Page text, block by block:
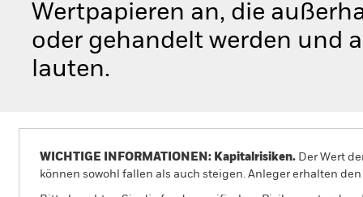
Wertpapieren an, die
oder gehandelt werden und
lauten.
WICHTIGE INFORMATIONEN: Kapitalrisiken. Der Wert
können sowohl fallen als auch steigen. Anleger erhalten